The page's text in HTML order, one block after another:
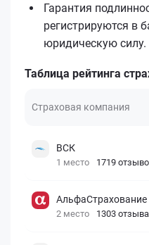
Гарантия
регистрируются в
юридическую силу.
Таблица рейтинга
Страховая компания
ВСК
1 место 1719
АльфаСтрахование
2 место 1303 отзыва